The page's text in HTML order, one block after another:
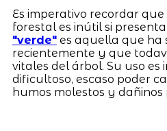
Es imperativo recordar
forestal es inútil si
"verde"es aquella que ha
recientemente y que
vitales del árbol. Su uso es
dificultoso, escaso poder
humos molestos y